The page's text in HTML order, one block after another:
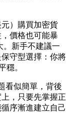
）購買加密貨
價格也可能暴
。新手不建議一
守型選擇：你將
穩。
看似簡單，背後
，只要先掌握正
序漸進建立自己